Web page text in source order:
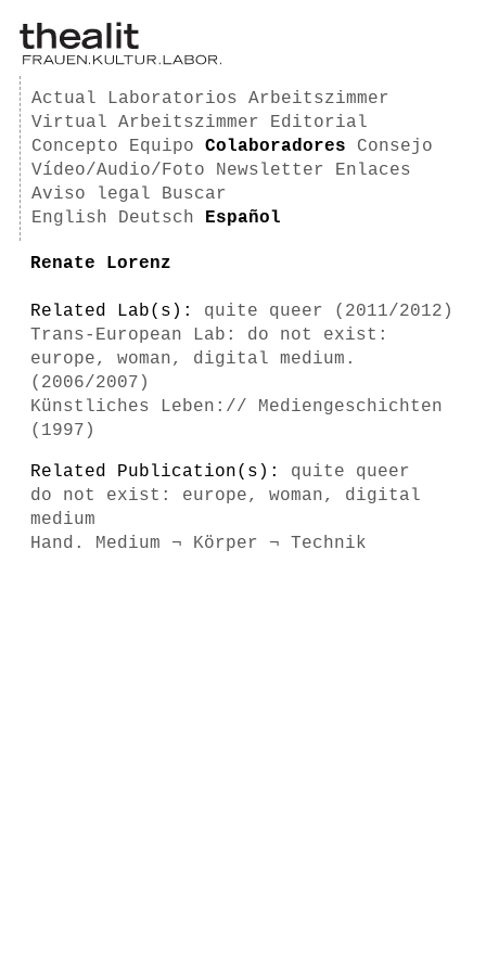
Actual Laboratorios
Arbeitszimmer
Virtual Arbeitszimmer
Editorial
Concepto
Equipo Colaboradores
Consejo
Vídeo/Audio/Foto
Newsletter
Enlaces
Aviso legal
Buscar
English
Deutsch Español
Renate Lorenz
Related Lab(s): quite queer (2011/2012)
Trans-European Lab: do not exist:
europe, woman, digital medium.
(2006/2007)
Künstliches Leben:// Mediengeschichten
(1997)
Related Publication(s): quite queer
do not exist: europe, woman, digital
medium
Hand. Medium ¬ Körper ¬ Technik